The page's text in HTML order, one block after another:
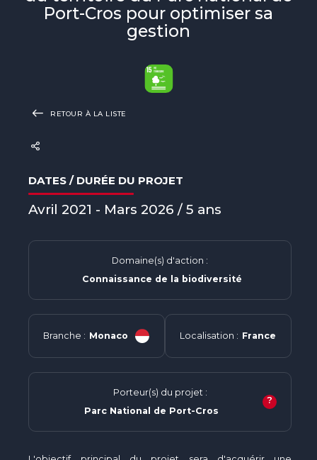
Port-Cros pour optimiser sa
gestion
RETOUR À LA LISTE
DATES / DURÉE DU PROJET
Avril 2021 - Mars 2026 / 5 ans
Domaine(s) d'action :
Connaissance de la biodiversité
Branche : Monaco Localisation : France
Porteur(s) du projet :
Parc National de Port-Cros
?